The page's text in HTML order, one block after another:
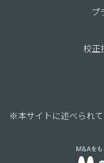
プ
校正
※本サイトに述べられて